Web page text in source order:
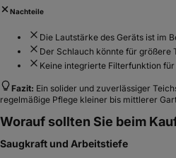
Nachteile
Die Lautstärke des Geräts ist im
Der Schlauch könnte für größere
Keine integrierte Filterfunktion
Fazit: Ein solider und zuverlässiger
regelmäßige Pflege kleiner bis mittlerer
Worauf sollten Sie beim
Saugkraft und Arbeitstiefe